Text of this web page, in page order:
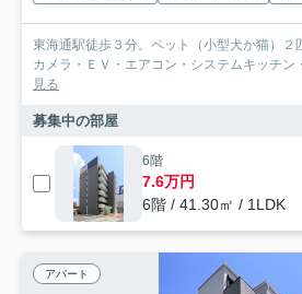
東海通駅徒歩３分。ペット（小型犬か猫）２
カメラ・ＥＶ・エアコン・システムキッチン
見る
募集中の部屋
6階
7.6万円
6階 / 41.30㎡ / 1LDK
アパート